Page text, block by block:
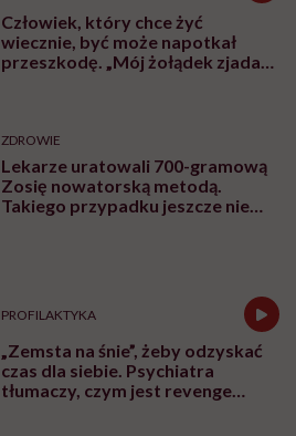
Człowiek, który chce żyć
wiecznie, być może napotkał
przeszkodę. „Mój żołądek zjada
ZDROWIE
Lekarze uratowali 700-gramową
Zosię nowatorską metodą.
Takiego przypadku jeszcze nie
PROFILAKTYKA
„Zemsta na śnie”, żeby odzyskać
czas dla siebie. Psychiatra
tłumaczy, czym jest revenge